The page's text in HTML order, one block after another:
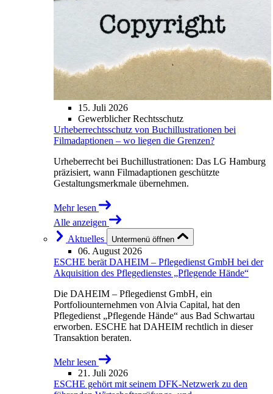
15. Juli 2026
Gewerblicher Rechtsschutz
Urheberrechtsschutz von Buchillustrationen bei
Filmadaptionen – wo liegen die Grenzen?
Urheberrecht bei Buchillustrationen: Das LG Hamburg
präzisiert, wann Filmadaptionen geschützte
Gestaltungsmerkmale übernehmen.
Mehr lesen
Alle anzeigen
Aktuelles
Untermenü öffnen
06. August 2026
ESCHE berät DAHEIM – Pflegedienst GmbH bei der
Akquisition des Pflegedienstes „Pflegende Hände“
Die DAHEIM – Pflegedienst GmbH, ein
Portfoliounternehmen von Alvia Capital, hat den
Pflegedienst „Pflegende Hände“ aus Bad Schwartau
erworben. ESCHE hat DAHEIM rechtlich in dieser
Transaktion beraten.
Mehr lesen
21. Juli 2026
ESCHE gehört mit seinem DFK-Netzwerk zu den